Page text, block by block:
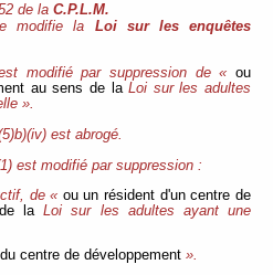
de la C.P.L.M.
modifie la Loi sur les enquêtes
modifié par suppression de « ou
au sens de laLoi sur les adultes
».
est abrogé.
est modifié par suppression :
de « ou un résident d'un centre de
de laLoi sur les adultes ayant une
centre de développement ».